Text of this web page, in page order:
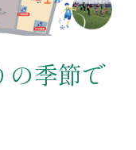
の季節で